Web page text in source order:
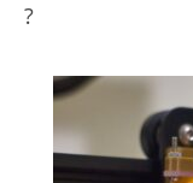
?